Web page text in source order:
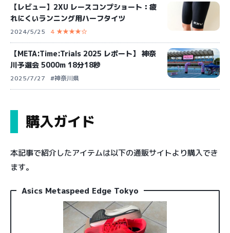
【レビュー】2XU レースコンプショート：疲
れにくいランニング用ハーフタイツ
2024/5/25 4 ★★★★☆
【META:Time:Trials 2025 レポート】 神奈
川予選会 5000m 18分18秒
2025/7/27 #神奈川県
購入ガイド
本記事で紹介したアイテムは以下の通販サイトより購入でき
ます。
Asics Metaspeed Edge Tokyo